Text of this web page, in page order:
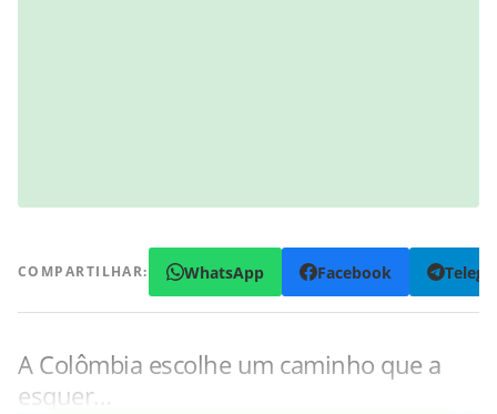
COMPARTILHAR: WhatsApp Facebook
A Colômbia escolhe um caminho que a
esquer…